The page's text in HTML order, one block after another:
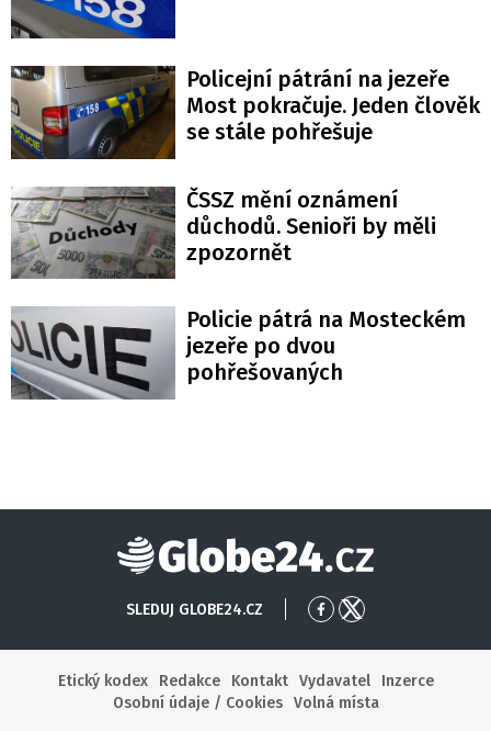
Policejní pátrání na jezeře
Most pokračuje. Jeden člověk
se stále pohřešuje
ČSSZ mění oznámení
důchodů. Senioři by měli
zpozornět
Policie pátrá na Mosteckém
jezeře po dvou
pohřešovaných
Globe24
SLEDUJ GLOBE24.CZ
Přejít
Facebook
Přejít
X
Etický kodex
Redakce Kontakt Vydavatel
Inzerce
Osobní údaje / Cookies
Volná místa